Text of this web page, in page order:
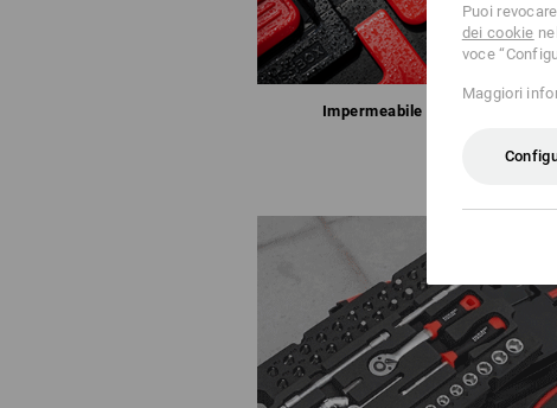
Impermeabile agli spruzzi
Puoi
dei cookie
voce
Maggiori